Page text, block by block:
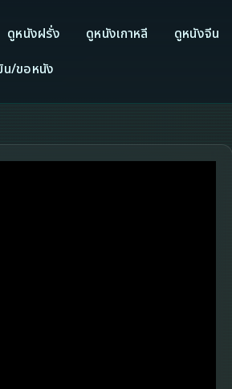
ดูหนังฝรั่ง ดูหนังเกาหลี ดูหนังจีน
/ขอหนัง